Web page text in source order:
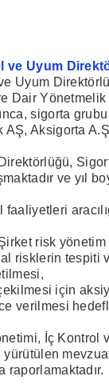
ve Uyum
Uyum
Dair Yönetmelik
sigorta
Aksigorta
ve yıl
risk
risklerin
için
verilmesi
İç Kontrol
raporlamaktadır.